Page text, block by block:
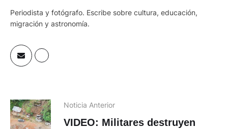
Periodista y fotógrafo. Escribe sobre cultura, educación,
migración y astronomía.
Noticia Anterior
VIDEO: Militares destruyen